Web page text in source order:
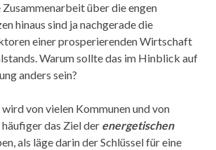
über die engen
hinaus sind ja nachgerade die
einer prosperierenden Wirtschaft
Warum sollte das im Hinblick auf
anders sein?
von vielen Kommunen und von
das Ziel der energetischen
als läge darin der Schlüssel für eine